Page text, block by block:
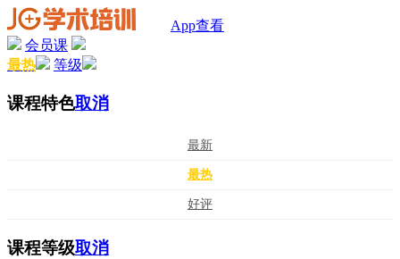
App查看
会员课
最热
等级
课程特色取消
最新
最热
好评
课程等级取消